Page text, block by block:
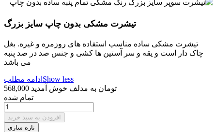
تیشرت مشکی بدون چاپ سایز بزرگ
تیشرت مشکی ساده مناسب استفاده های روزمره و غیره. بغل
چاک دار است و یقه و سر آستین ها کشی و جنس صد در صد پنبه
می باشد
ادامه مطلب Show less
568,000 تومان به مدلف خوش آمدید
تمام شده
افزودن به سبد خرید